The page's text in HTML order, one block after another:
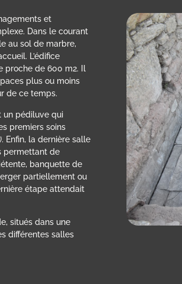
et
Dans le courant
au sol de marbre,
L’édifice
proche de 600 m2. Il
plus ou moins
de ce temps.
un pédiluve qui
premiers soins
. Enfin, la dernière salle
permettant de
banquette de
partiellement ou
étape attendait
situés dans une
différentes salles